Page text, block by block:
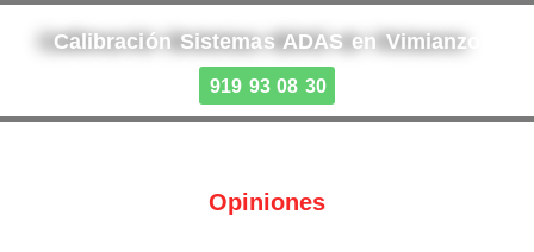
Calibración Sistemas ADAS en Vimianzo
919 93 08 30
Opiniones